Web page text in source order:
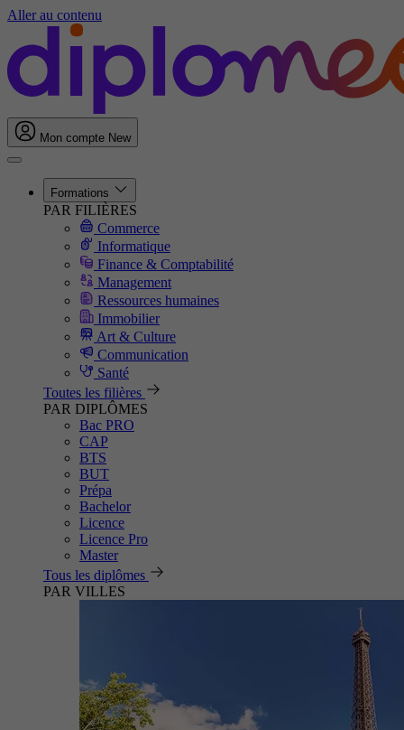
Aller au contenu
Mon compte New
Formations
PAR FILIÈRES
Commerce
Informatique
Finance & Comptabilité
Management
Ressources humaines
Immobilier
Art & Culture
Communication
Santé
Toutes les filières
PAR DIPLÔMES
Bac PRO
CAP
BTS
BUT
Prépa
Bachelor
Licence
Licence Pro
Master
Tous les diplômes
PAR VILLES